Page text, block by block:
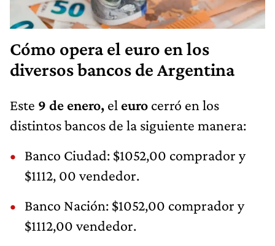
Cómo opera el euro en los
diversos bancos de Argentina
Este 9 de enero, el euro cerró en los
distintos bancos de la siguiente manera:
Banco Ciudad: $1052,00 comprador y
$1112, 00 vendedor.
Banco Nación: $1052,00 comprador y
$1112,00 vendedor.